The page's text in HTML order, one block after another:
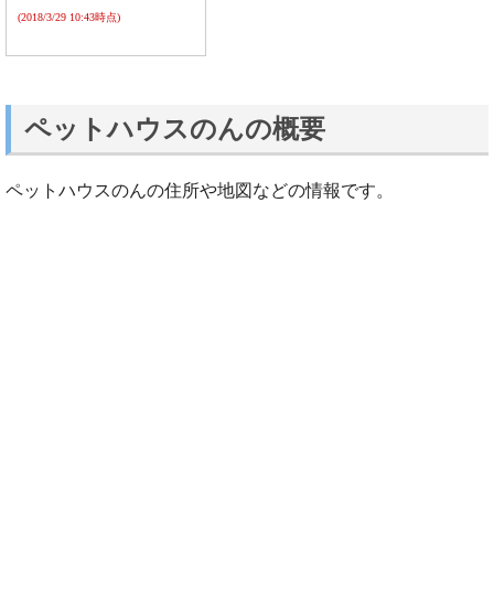
(2018/3/29 10:43時点)
ペットハウスのんの概要
ペットハウスのんの住所や地図などの情報です。